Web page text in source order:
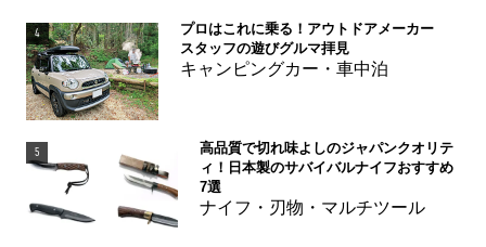
4
プロはこれに乗る！アウトドアメーカー
スタッフの遊びグルマ拝見
キャンピングカー・車中泊
5
高品質で切れ味よしのジャパンクオリテ
ィ！日本製のサバイバルナイフおすすめ
7選
ナイフ・刃物・マルチツール